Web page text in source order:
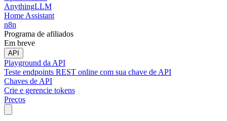
AnythingLLM
Home Assistant
n8n
Programa de afiliados
Em breve
API
Playground da API
Teste endpoints REST online com sua chave de API
Chaves de API
Crie e gerencie tokens
Preços